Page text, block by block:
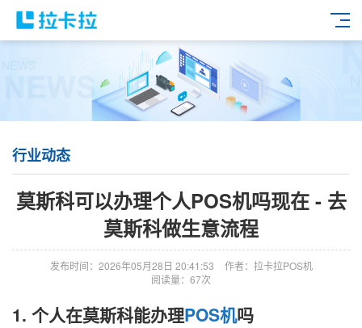
行业动态
莫斯科可以办理个人POS机吗现在 - 去
莫斯科做生意流程
发布时间：2026年05月28日 20:41:53
作者：拉卡拉POS机
阅读量：67次
1. 个人在莫斯科能办理POS机吗